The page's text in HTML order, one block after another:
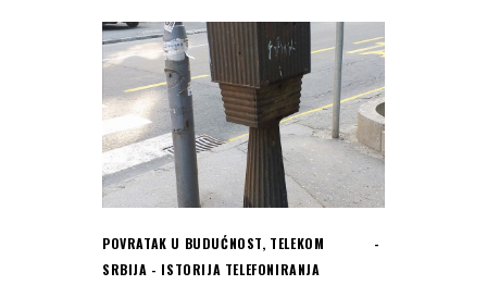
POVRATAK U BUDUĆNOST, TELEKOM
SRBIJA - ISTORIJA TELEFONIRANJA